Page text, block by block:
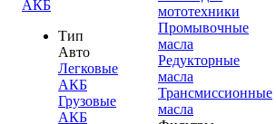
АКБ
Тип
Авто
Легковые
АКБ
Грузовые
АКБ
мототехники
Промывочные
масла
Редукторные
масла
Трансмиссионные
масла